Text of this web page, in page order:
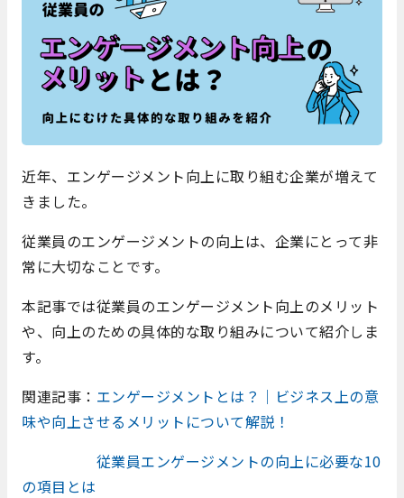
近年、エンゲージメント向上に取り組む企業が増えて
きました。
従業員のエンゲージメントの向上は、企業にとって非
常に大切なことです。
本記事では従業員のエンゲージメント向上のメリット
や、向上のための具体的な取り組みについて紹介しま
す。
関連記事： エンゲージメントとは？│ビジネス上の意
味や向上させるメリットについて解説！
従業員エンゲージメントの向上に必要な10
の項目とは